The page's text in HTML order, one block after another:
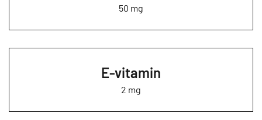
50 mg
E-vitamin
2 mg